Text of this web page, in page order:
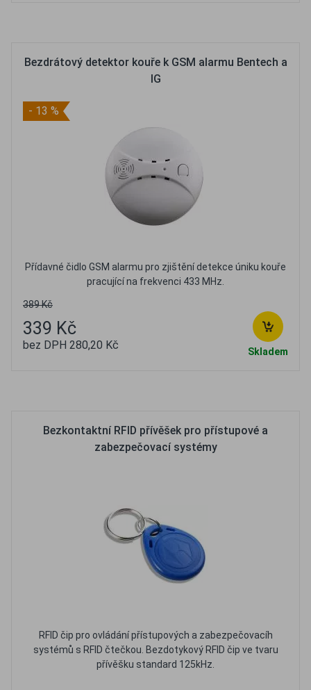
Bezdrátový detektor kouře k GSM alarmu Bentech a
IG
- 13 %
Přídavné čidlo GSM alarmu pro zjištění detekce úniku kouře
pracující na frekvenci 433 MHz.
389 Kč
339 Kč
bez DPH 280,20 Kč Skladem
Bezkontaktní RFID přívěšek pro přístupové a
zabezpečovací systémy
RFID čip pro ovládání přístupových a zabezpečovacíh
systémů s RFID čtečkou. Bezdotykový RFID čip ve tvaru
přívěšku standard 125kHz.